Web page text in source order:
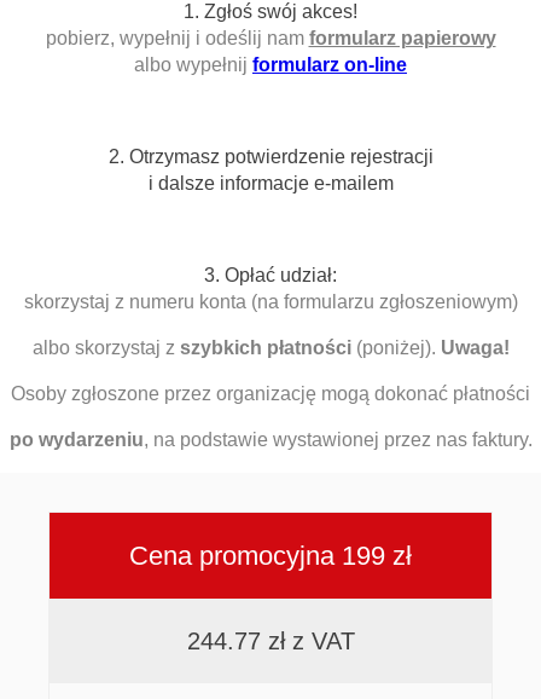
1. Zgłoś swój akces!
pobierz, wypełnij i odeślij nam formularz papierowy
albo wypełnij formularz on-line
2. Otrzymasz potwierdzenie rejestracji
i dalsze informacje e-mailem
3. Opłać udział:
skorzystaj z numeru konta (na formularzu zgłoszeniowym)
albo skorzystaj z szybkich płatności(poniżej). Uwaga!
Osoby zgłoszone przez organizację mogą dokonać płatności
po wydarzeniu, na podstawie wystawionej przez nas faktury.
Cena promocyjna 199 zł
244.77 zł z VAT